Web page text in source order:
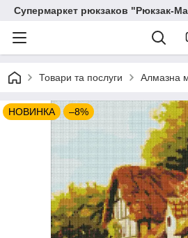
Супермаркет рюкзаков "Рюкзак-
Товари та послуги Алмазна
НОВИНКА –8%